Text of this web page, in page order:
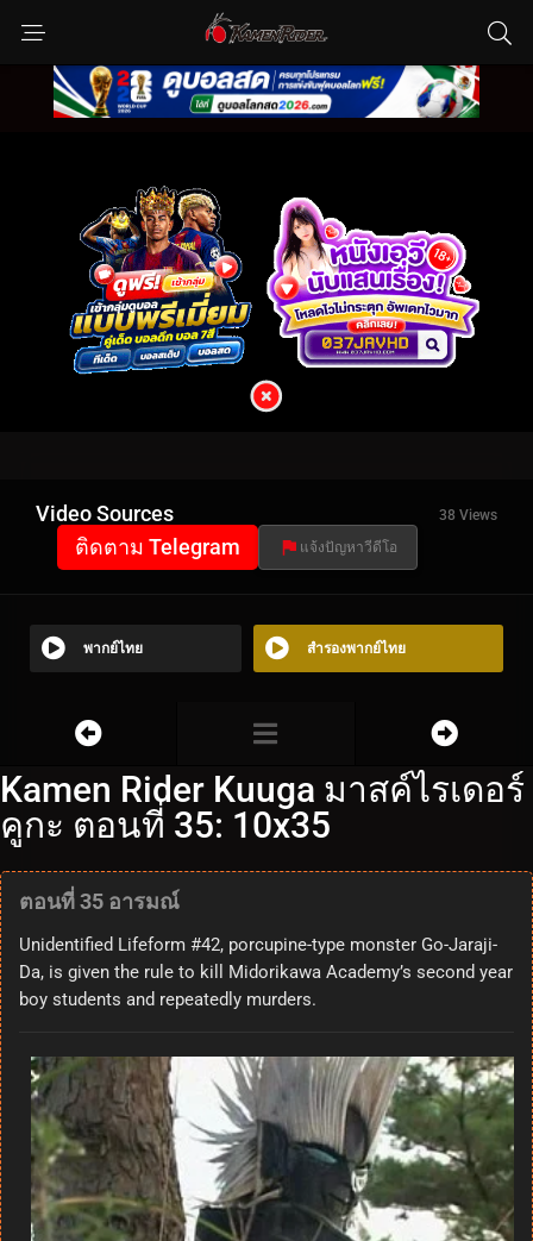
Video Sources 38 Views
ติดตาม Telegram แจ้งปัญหาวีดีโอ
พากย์ไทย สำรองพากย์ไทย
Kamen Rider Kuuga มาสค์ไรเดอร์
คูกะ ตอนที่ 35: 10x35
ตอนที่ 35 อารมณ์
Unidentified Lifeform #42, porcupine-type monster Go-Jaraji-
Da, is given the rule to kill Midorikawa Academy’s second year
boy students and repeatedly murders.